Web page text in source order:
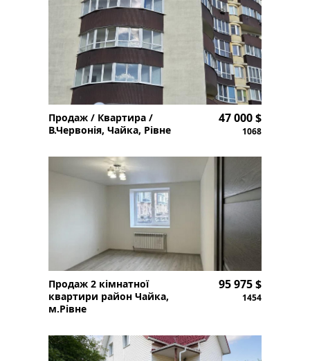
Продаж / Квартира /
В.Червонія, Чайка, Рівне
47 000 $
1068
Продаж 2 кімнатної
квартири район Чайка,
м.Рівне
95 975 $
1454